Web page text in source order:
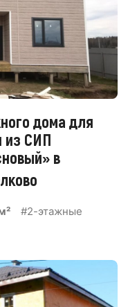
дома для
из СИП
в
#2-этажные